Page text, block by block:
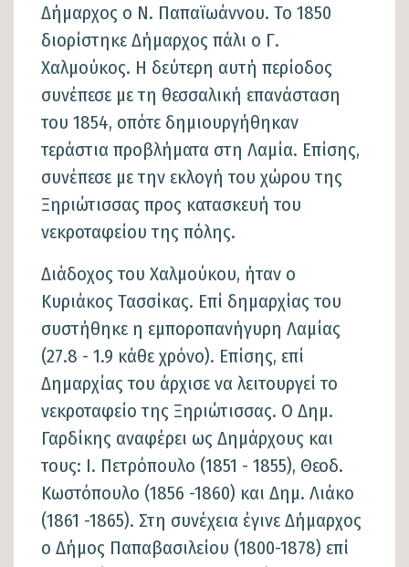
Δήμαρχος ο Ν. Παπαϊωάννου. Το 1850
διορίστηκε Δήμαρχος πάλι ο Γ.
Χαλμούκος. Η δεύτερη αυτή περίοδος
συνέπεσε με τη θεσσαλική επανάσταση
του 1854, οπότε δημιουργήθηκαν
τεράστια προβλήματα στη Λαμία. Επίσης,
συνέπεσε με την εκλογή του χώρου της
Ξηριώτισσας προς κατασκευή του
νεκροταφείου της πόλης.
Διάδοχος του Χαλμούκου, ήταν ο
Κυριάκος Τασσίκας. Επί δημαρχίας του
συστήθηκε η εμποροπανήγυρη Λαμίας
(27.8 - 1.9 κάθε χρόνο). Επίσης, επί
Δημαρχίας του άρχισε να λειτουργεί το
νεκροταφείο της Ξηριώτισσας. Ο Δημ.
Γαρδίκης αναφέρει ως Δημάρχους και
τους: Ι. Πετρόπουλο (1851 - 1855), Θεοδ.
Κωστόπουλο (1856 -1860) και Δημ. Λιάκο
(1861 -1865). Στη συνέχεια έγινε Δήμαρχος
ο Δήμος Παπαβασιλείου (1800-1878) επί